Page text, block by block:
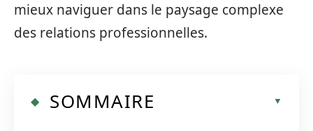
mieux naviguer dans le paysage complexe
des relations professionnelles.
SOMMAIRE